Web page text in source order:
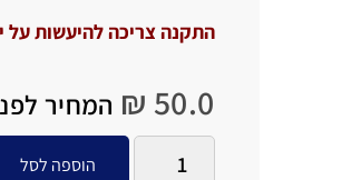
התקנה צריכה להיעשות על
₪ 50.0 המחיר
הוספה לסל